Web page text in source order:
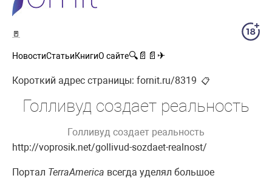
🚪
НовостиСтатьиКнигиО сайте🔍 📄 📄 ✈
Короткий адрес страницы: fornit.ru/8319 📋
Голливуд создает реальность
Голливуд создает реальность
http://voprosik.net/gollivud-sozdaet-realnost/
Портал TerraAmerica всегда уделял большое